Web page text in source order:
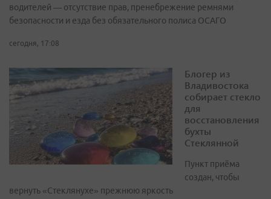
водителей — отсутствие прав, пренебрежение ремнями
безопасности и езда без обязательного полиса ОСАГО
сегодня, 17:08
Блогер из
Владивостока
собирает стекло
для
восстановления
бухты
Стеклянной
Пункт приёма
создан, чтобы
вернуть «Стеклянухе» прежнюю яркость